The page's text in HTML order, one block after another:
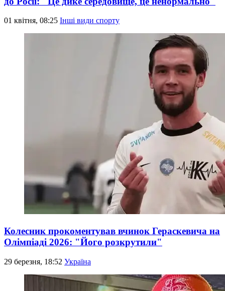
01 квітня, 08:25 Інші види спорту
Колесник прокоментував вчинок Гераскевича на
Олімпіаді 2026: "Його розкрутили"
29 березня, 18:52 Україна